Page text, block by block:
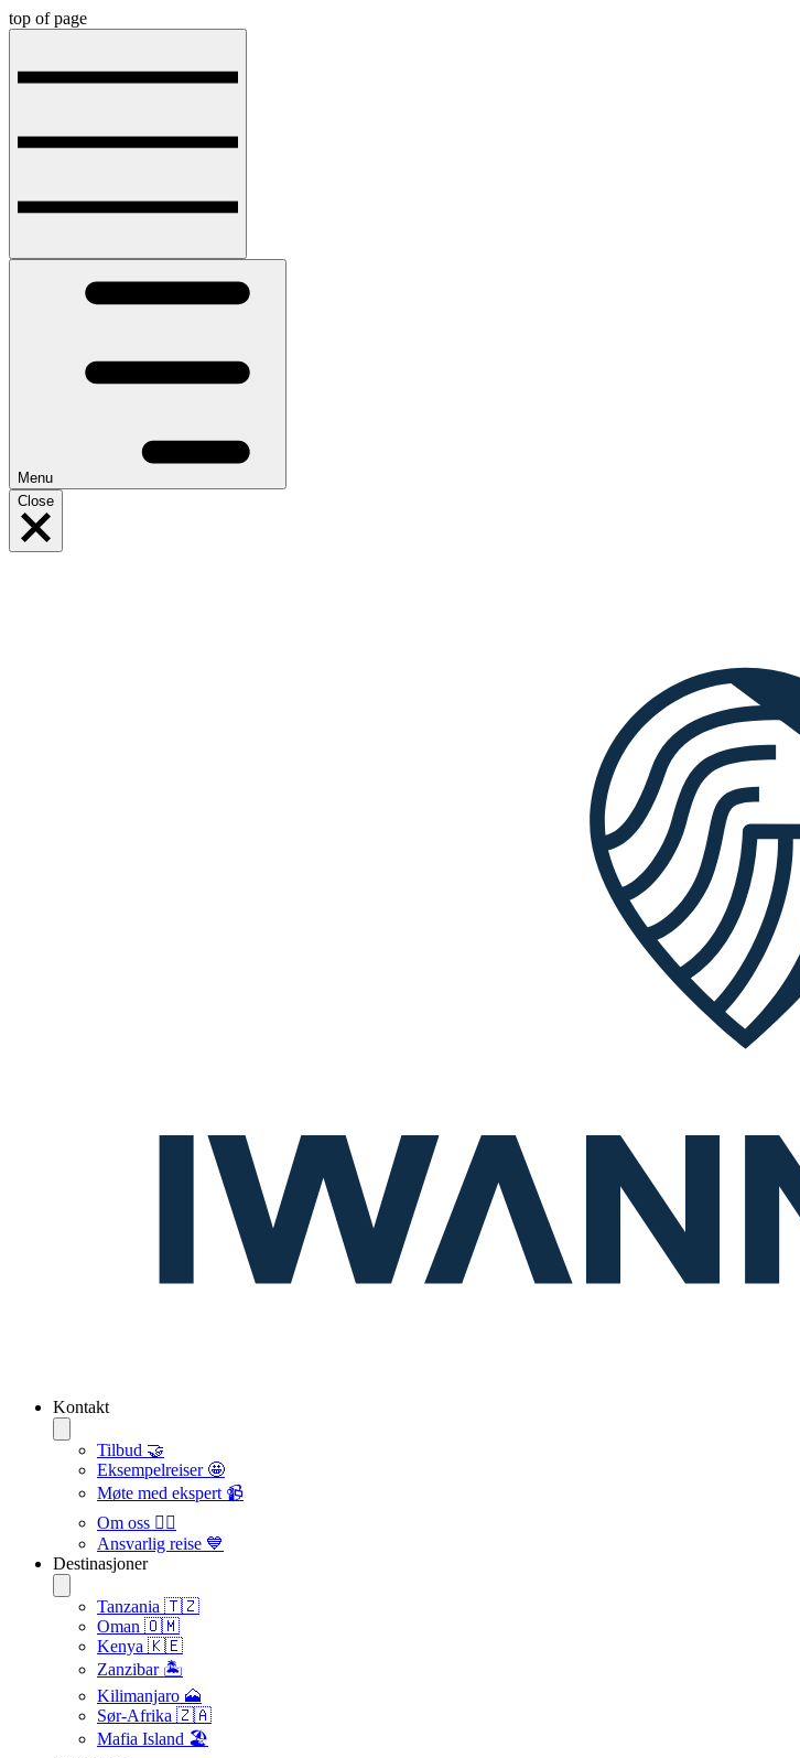
top of page
Menu
Close
Kontakt
Tilbud 🤝
Eksempelreiser 🤩
Møte med ekspert 📹
Om oss 🙋‍♀️
Ansvarlig reise 💙
Destinasjoner
Tanzania 🇹🇿
Oman 🇴🇲
Kenya 🇰🇪
Zanzibar 🏝️
Kilimanjaro 🗻
Sør-Afrika 🇿🇦
Mafia Island 🏖️